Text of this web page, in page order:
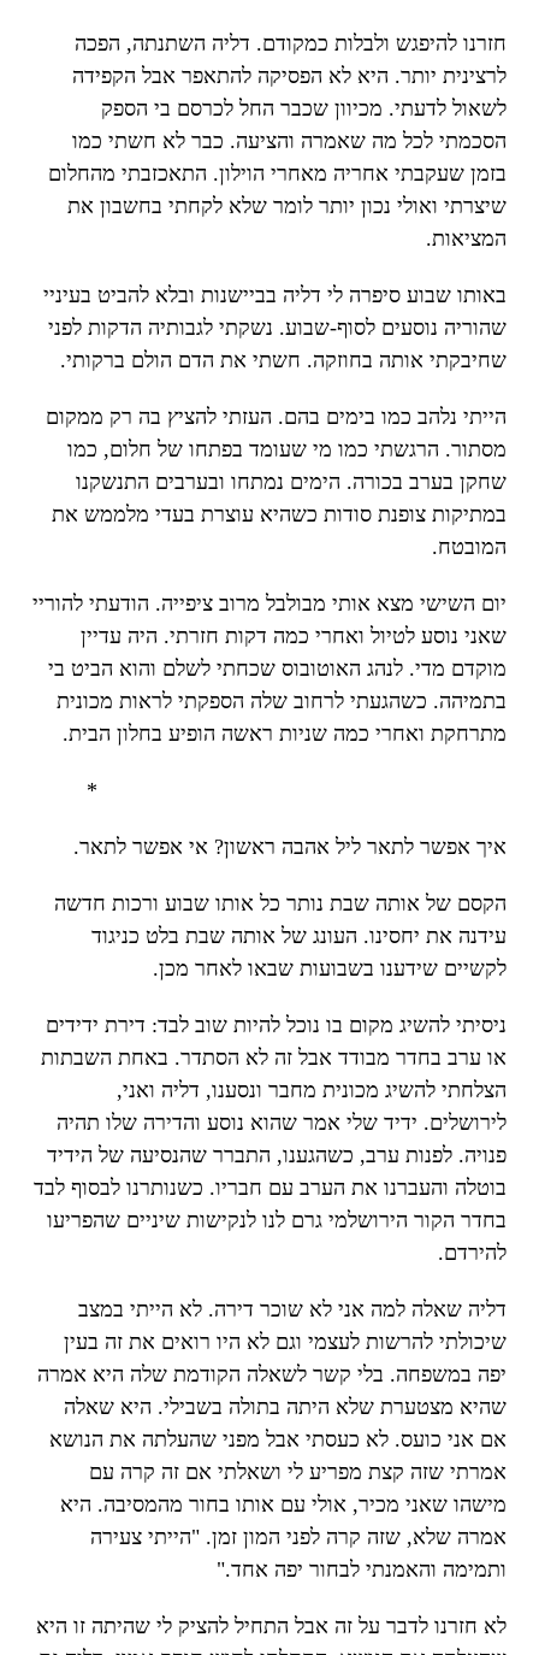
חזרנו להיפגש ולבלות כמקודם. דליה השתנתה, הפכה
לרצינית יותר. היא לא הפסיקה להתאפר אבל הקפידה
לשאול לדעתי. מכיוון שכבר החל לכרסם בי הספק
הסכמתי לכל מה שאמרה והציעה. כבר לא חשתי כמו
בזמן שעקבתי אחריה מאחרי הוילון. התאכזבתי מהחלום
שיצרתי ואולי נכון יותר לומר שלא לקחתי בחשבון את
המציאות.
באותו שבוע סיפרה לי דליה בביישנות ובלא להביט בעיניי
שהוריה נוסעים לסוף-שבוע. נשקתי לגבותיה הדקות לפני
שחיבקתי אותה בחוזקה. חשתי את הדם הולם ברקותי.
הייתי נלהב כמו בימים בהם. העזתי להציץ בה רק ממקום
מסתור. הרגשתי כמו מי שעומד בפתחו של חלום, כמו
שחקן בערב בכורה. הימים נמתחו ובערבים התנשקנו
במתיקות צופנת סודות כשהיא עוצרת בעדי מלממש את
המובטח.
יום השישי מצא אותי מבולבל מרוב ציפייה. הודעתי להוריי
שאני נוסע לטיול ואחרי כמה דקות חזרתי. היה עדיין
מוקדם מדי. לנהג האוטובוס שכחתי לשלם והוא הביט בי
בתמיהה. כשהגעתי לרחוב שלה הספקתי לראות מכונית
מתרחקת ואחרי כמה שניות ראשה הופיע בחלון הבית.
*
איך אפשר לתאר ליל אהבה ראשון? אי אפשר לתאר.
הקסם של אותה שבת נותר כל אותו שבוע ורכות חדשה
עידנה את יחסינו. העונג של אותה שבת בלט כניגוד
לקשיים שידענו בשבועות שבאו לאחר מכן.
ניסיתי להשיג מקום בו נוכל להיות שוב לבד: דירת ידידים
או ערב בחדר מבודד אבל זה לא הסתדר. באחת השבתות
הצלחתי להשיג מכונית מחבר ונסענו, דליה ואני,
לירושלים. ידיד שלי אמר שהוא נוסע והדירה שלו תהיה
פנויה. לפנות ערב, כשהגענו, התברר שהנסיעה של הידיד
בוטלה והעברנו את הערב עם חבריו. כשנותרנו לבסוף לבד
בחדר הקור הירושלמי גרם לנו לנקישות שיניים שהפריעו
להירדם.
דליה שאלה למה אני לא שוכר דירה. לא הייתי במצב
שיכולתי להרשות לעצמי וגם לא היו רואים את זה בעין
יפה במשפחה. בלי קשר לשאלה הקודמת שלה היא אמרה
שהיא מצטערת שלא היתה בתולה בשבילי. היא שאלה
אם אני כועס. לא כעסתי אבל מפני שהעלתה את הנושא
אמרתי שזה קצת מפריע לי ושאלתי אם זה קרה עם
מישהו שאני מכיר, אולי עם אותו בחור מהמסיבה. היא
אמרה שלא, שזה קרה לפני המון זמן. "הייתי צעירה
ותמימה והאמנתי לבחור יפה אחד."
לא חזרנו לדבר על זה אבל התחיל להציק לי שהיתה זו היא